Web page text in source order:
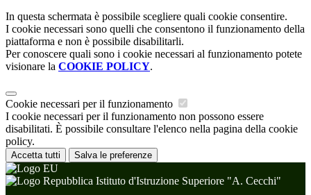
In questa schermata è possibile scegliere quali cookie consentire.
I cookie necessari sono quelli che consentono il funzionamento della
piattaforma e non è possibile disabilitarli.
Per conoscere quali sono i cookie necessari al funzionamento potete
visionare la COOKIE POLICY.
Cookie necessari per il funzionamento
I cookie necessari per il funzionamento non possono essere
disabilitati. È possibile consultare l'elenco nella pagina della cookie
policy.
Accetta tutti Salva le preferenze
Istituto d'Istruzione Superiore "A. Cecchi"